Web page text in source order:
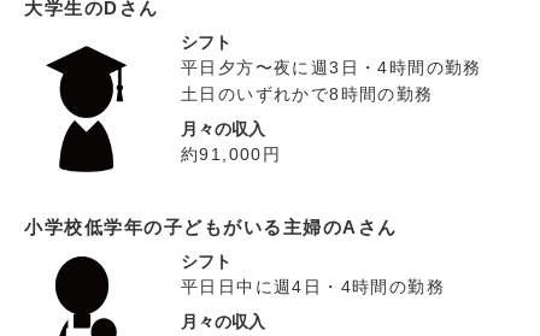
大学生のDさん
シフト
平日夕方〜夜に週3日・4時間の勤務
土日のいずれかで8時間の勤務
月々の収入
約91,000円
小学校低学年の子どもがいる主婦のAさん
シフト
平日日中に週4日・4時間の勤務
月々の収入